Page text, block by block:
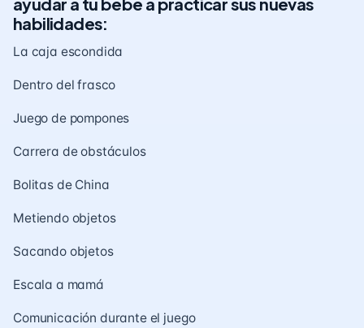
habilidades:
La caja escondida
Dentro del frasco
Juego de pompones
Carrera de obstáculos
Bolitas de China
Metiendo objetos
Sacando objetos
Escala a mamá
Comunicación durante el juego